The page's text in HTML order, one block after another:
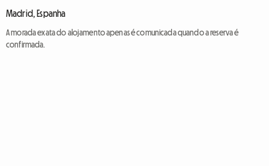
Madrid, Espanha
A morada exata do alojamento apenas é comunicada quando a reserva é
confirmada.